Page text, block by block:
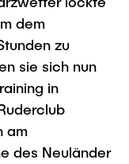
dem
zu
sie sich nun
in
am
des Neuländer